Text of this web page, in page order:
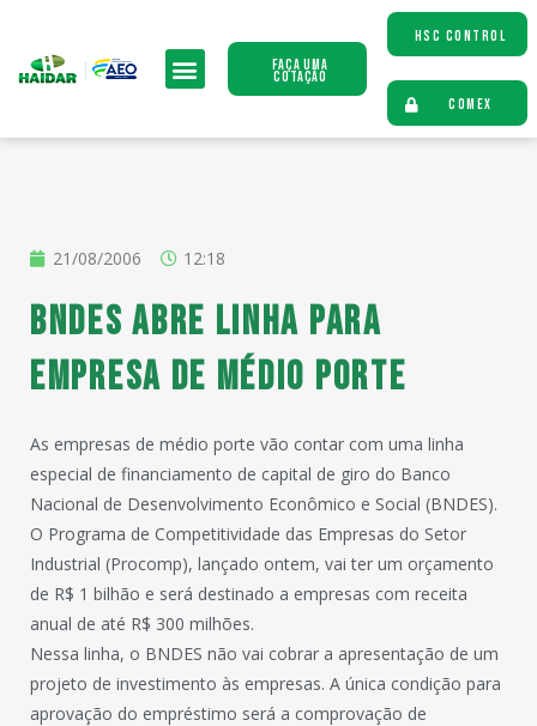
Faça uma
Cotação
HSC CONTROL
COMEX
21/08/2006 12:18
BNDES abre linha para
empresa de médio porte
As empresas de médio porte vão contar com uma linha
especial de financiamento de capital de giro do Banco
Nacional de Desenvolvimento Econômico e Social (BNDES).
O Programa de Competitividade das Empresas do Setor
Industrial (Procomp), lançado ontem, vai ter um orçamento
de R$ 1 bilhão e será destinado a empresas com receita
anual de até R$ 300 milhões.
Nessa linha, o BNDES não vai cobrar a apresentação de um
projeto de investimento às empresas. A única condição para
aprovação do empréstimo será a comprovação de